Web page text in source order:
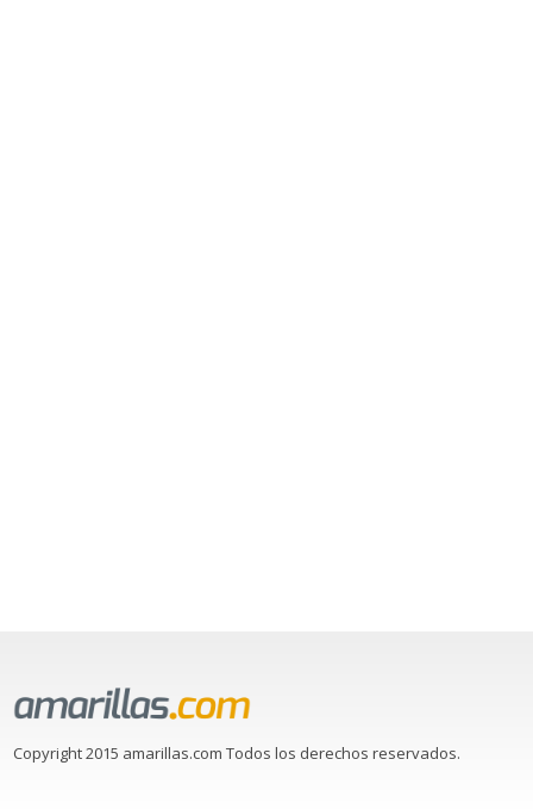
Copyright 2015 amarillas.com Todos los derechos reservados.